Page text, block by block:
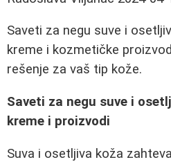
Saveti za negu suve i
kreme i kozmetičke
rešenje za vaš tip kože.
Saveti za negu suve i
kreme i proizvodi
Suva i osetljiva koža